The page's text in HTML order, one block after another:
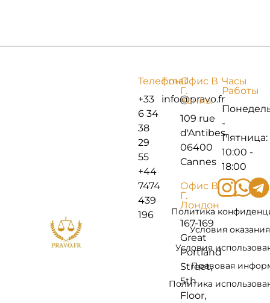
Телефон
+33
6 34
38
29
55
+44
7474
439
196
Email
info@pravo.fr
Офис В
Г.
Канны
109 rue
d'Antibes,
06400
Cannes
Офис В
Г.
Лондон
167-169
Great
Portland
Street,
5th
Floor,
Часы
Работы
-
Пятница:
10:00 -
18:00
Политика
Условия
Условия
Правовая
Политика